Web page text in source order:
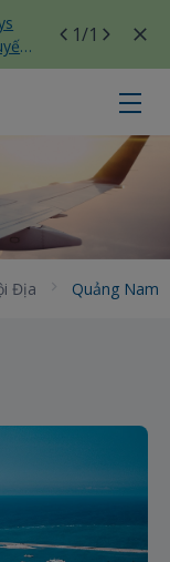
1/1
Địa Quảng Nam